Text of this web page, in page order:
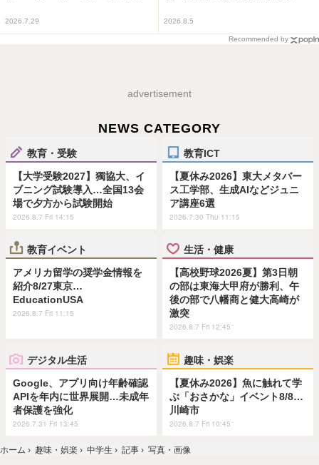
2026.7.29 2026.8.5
Recommended by
advertisement
NEWS CATEGORY
教育・受験
【大学受験2027】獨協大、イ
ブニング試験導入…全国13会
場で夕方から試験開始
2026.8.7 Fri 14:15
教育ICT
【夏休み2026】東大メタバー
ス工学部、生成AIなどジュニ
ア講座6選
2026.7.30 Thu 11:15
教育イベント
アメリカ留学の奨学金情報を
紹介8/27東京…
EducationUSA
2026.8.7 Fri 11:15
生活・健康
【高校野球2026夏】第3日朝
の部は東海大甲府が勝利、午
後の部で八幡商と健大高崎が
激突
2026.8.7 Fri 12:45
デジタル生活
Google、アプリ向け年齢確認
APIを年内に世界展開…未成年
者保護を強化
2026.7.31 Fri 13:45
趣味・娯楽
【夏休み2026】魚に触れて学
ぶ「おさかな」イベント8/8…
川崎市
2026.8.7 Fri 10:45
ホーム › 趣味・娯楽 › 中学生 › 記事 › 写真・画像